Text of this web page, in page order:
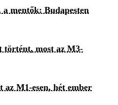
mentők: Budapesten
történt, most az M3-
M1-esen, hét ember